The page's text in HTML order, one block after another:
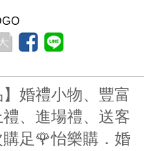
】婚禮小物、豐富
、進場禮、送客
足🌹怡樂購．婚